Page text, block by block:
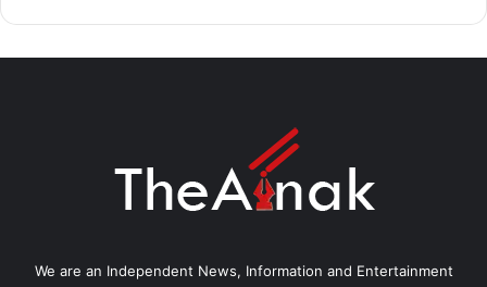
We are an Independent News, Information and Entertainment